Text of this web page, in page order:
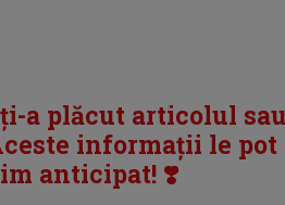
a plăcut articolul
informații le
anticipat! ❣️